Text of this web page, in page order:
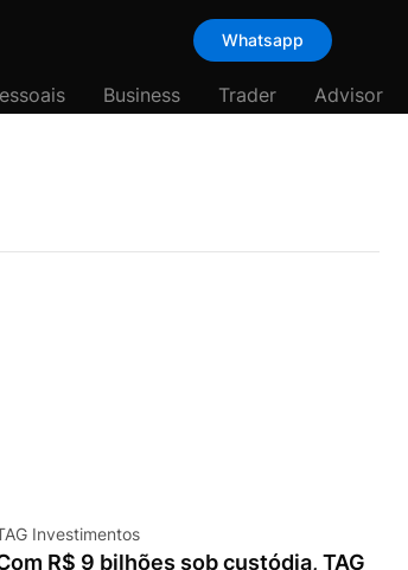
Whatsapp
Business Trader Advisor
Investimentos
R$ 9 bilhões sob custódia, TAG